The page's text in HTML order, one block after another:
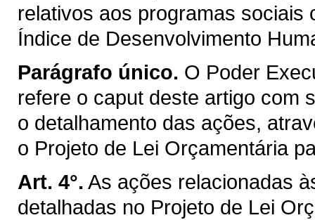
relativos aos programas
Índice de Desenvolvimento
Parágrafo único. O Poder
refere o caput deste artigo com
o detalhamento das ações,
o Projeto de Lei Orçamentária
Art. 4°. As ações relacionadas
detalhadas no Projeto de Lei